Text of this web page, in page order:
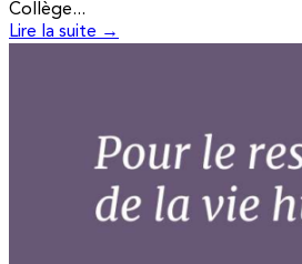
Collège...
Lire la suite →